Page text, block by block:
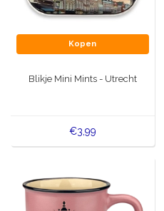
Kopen
Blikje Mini Mints - Utrecht
€3,99